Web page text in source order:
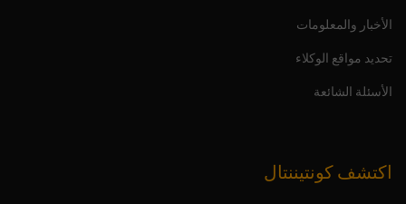
الأخبار والمعلومات
تحديد مواقع الوكلاء
الأسئلة الشائعة
اكتشف كونتيننتال